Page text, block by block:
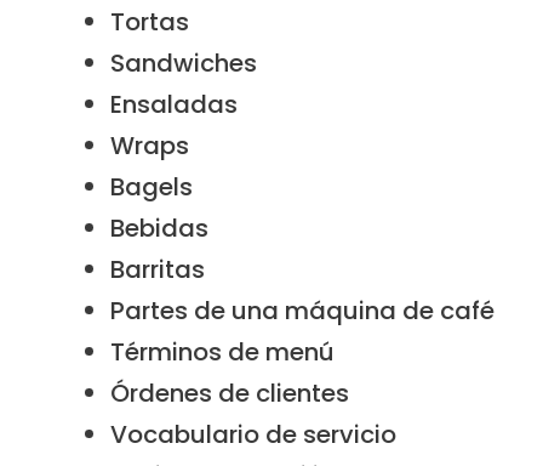
Tortas
Sandwiches
Ensaladas
Wraps
Bagels
Bebidas
Barritas
Partes de una máquina de café
Términos de menú
Órdenes de clientes
Vocabulario de servicio